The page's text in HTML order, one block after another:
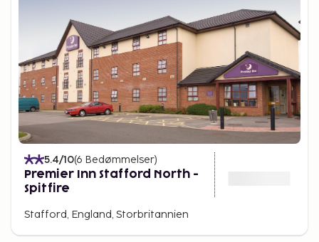
Ingestre Hall og Mill Meece Pumping Station.
5.4/10(6 Bedømmelser)
Premier Inn Stafford North -
Spitfire
Stafford, England, Storbritannien